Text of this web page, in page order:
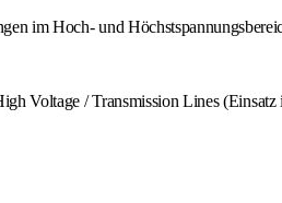
im Hoch- und
Voltage / Transmission Lines